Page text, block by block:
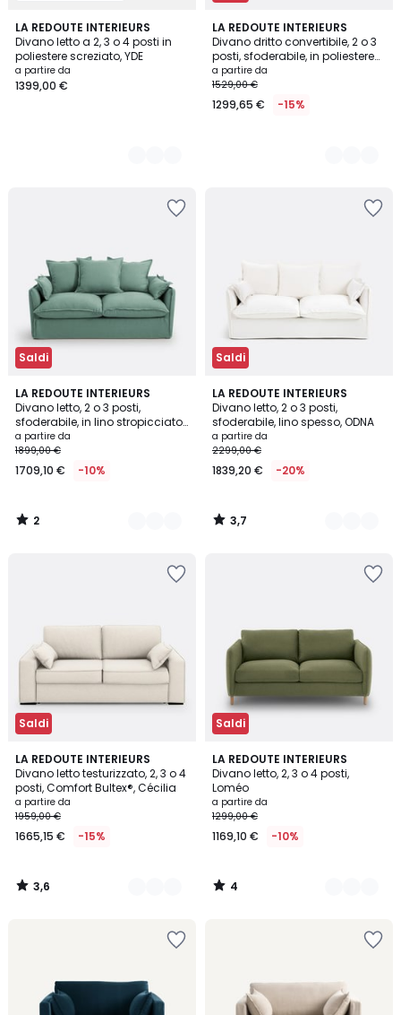
LA REDOUTE INTERIEURS
Divano letto a 2, 3 o 4 posti in
poliestere screziato, YDE
a partire da
1399,00 €
5
Colori
LA REDOUTE INTERIEURS
Divano dritto convertibile, 2 o 3
posti, sfoderabile, in poliestere
chiné, ADELIA
a partire da
1529,00 €
1299,65 € -15%
5
Colori
Saldi
LA REDOUTE INTERIEURS
Divano letto, 2 o 3 posti,
sfoderabile, in lino stropicciato,
ODNA
a partire da
1899,00 €
1709,10 € -10%
2
/
5
8
Colori
2
/
Saldi
LA REDOUTE INTERIEURS
Divano letto, 2 o 3 posti,
sfoderabile, lino spesso, ODNA
a partire da
2299,00 €
1839,20 € -20%
3,7
/ 5
2
Colori
3,7
/
Saldi
LA REDOUTE INTERIEURS
Divano letto testurizzato, 2, 3 o 4
posti, Comfort Bultex®, Cécilia
a partire da
1959,00 €
1665,15 € -15%
3,6
/ 5
3
Colori
3,6
/
Saldi
LA REDOUTE INTERIEURS
Divano letto, 2, 3 o 4 posti,
Loméo
a partire da
1299,00 €
1169,10 € -10%
4
/
5
6
Colori
4
/